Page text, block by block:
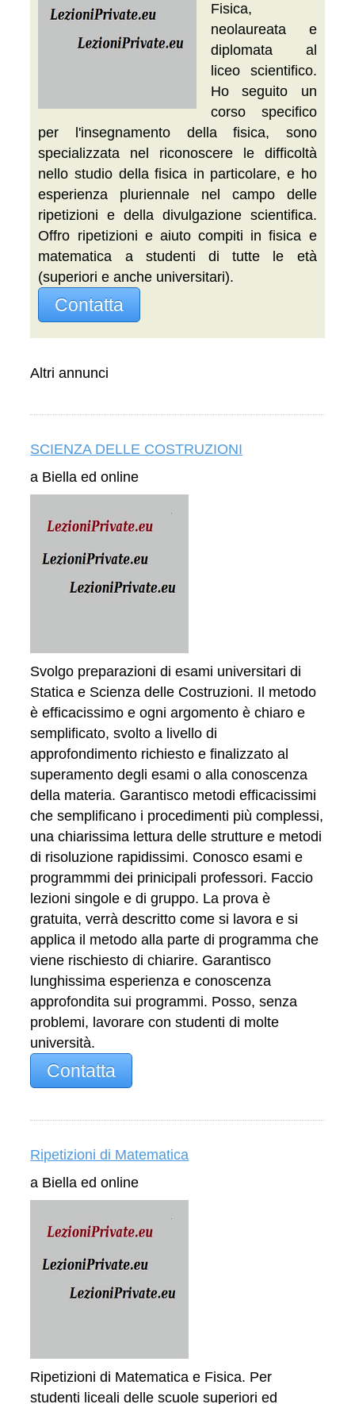
Fisica,
neolaureata e
diplomata al
liceo scientifico.
Ho seguito un
corso specifico
per l'insegnamento della fisica, sono
specializzata nel riconoscere le difficoltà
nello studio della fisica in particolare, e ho
esperienza pluriennale nel campo delle
ripetizioni e della divulgazione scientifica.
Offro ripetizioni e aiuto compiti in fisica e
matematica a studenti di tutte le età
(superiori e anche universitari).
Contatta
Altri annunci
SCIENZA DELLE COSTRUZIONI
a Biella ed online
Svolgo preparazioni di esami universitari di
Statica e Scienza delle Costruzioni. Il metodo
è efficacissimo e ogni argomento è chiaro e
semplificato, svolto a livello di
approfondimento richiesto e finalizzato al
superamento degli esami o alla conoscenza
della materia. Garantisco metodi efficacissimi
che semplificano i procedimenti più complessi,
una chiarissima lettura delle strutture e metodi
di risoluzione rapidissimi. Conosco esami e
programmmi dei prinicipali professori. Faccio
lezioni singole e di gruppo. La prova è
gratuita, verrà descritto come si lavora e si
applica il metodo alla parte di programma che
viene rischiesto di chiarire. Garantisco
lunghissima esperienza e conoscenza
approfondita sui programmi. Posso, senza
problemi, lavorare con studenti di molte
università.
Contatta
Ripetizioni di Matematica
a Biella ed online
Ripetizioni di Matematica e Fisica. Per
studenti liceali delle scuole superiori ed